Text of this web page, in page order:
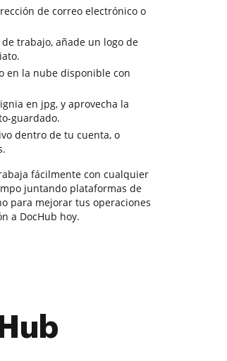
de correo electrónico o
trabajo, añade un logo de
en la nube disponible con
en jpg, y aprovecha la
guardado.
dentro de tu cuenta, o
fácilmente con cualquier
juntando plataformas de
para mejorar tus operaciones
a DocHub hoy.